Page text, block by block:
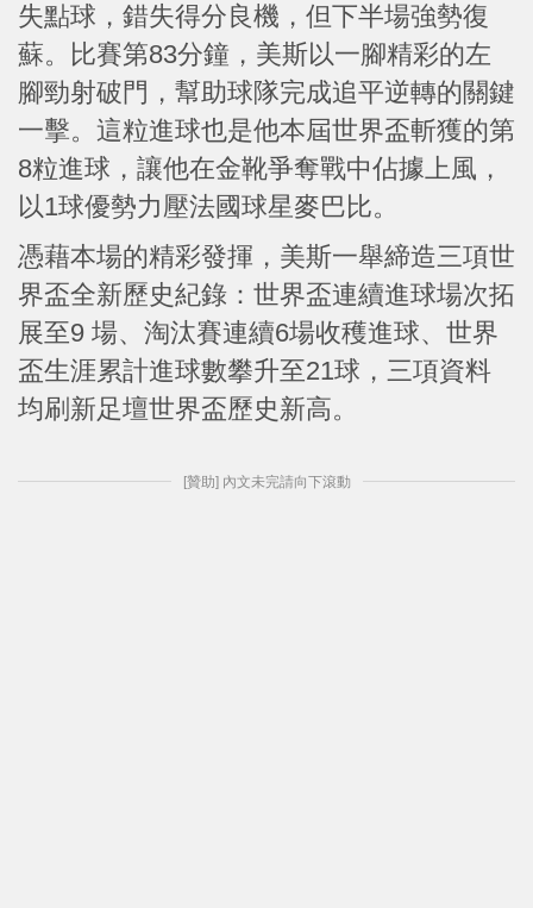
失點球，錯失得分良機，但下半場強勢復
蘇。比賽第83分鐘，美斯以一腳精彩的左
腳勁射破門，幫助球隊完成追平逆轉的關鍵
一擊。這粒進球也是他本屆世界盃斬獲的第
8粒進球，讓他在金靴爭奪戰中佔據上風，
以1球優勢力壓法國球星麥巴比。
憑藉本場的精彩發揮，美斯一舉締造三項世
界盃全新歷史紀錄：世界盃連續進球場次拓
展至9 場、淘汰賽連續6場收穫進球、世界
盃生涯累計進球數攀升至21球，三項資料
均刷新足壇世界盃歷史新高。
[贊助] 內文未完請向下滾動